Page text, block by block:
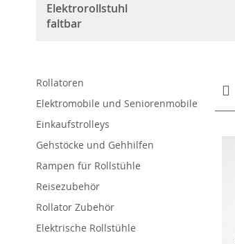
Elektrorollstuhl
faltbar
Rollatoren
Elektromobile und Seniorenmobile
Einkaufstrolleys
Gehstöcke und Gehhilfen
Rampen für Rollstühle
Reisezubehör
Rollator Zubehör
Elektrische Rollstühle